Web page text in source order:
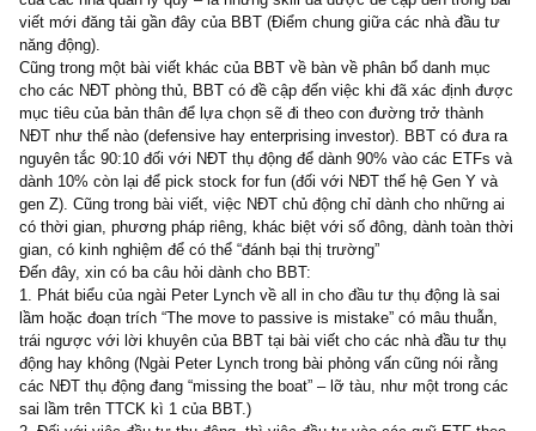
lấy dẫn chứng từ việc đầu tư theo phương pháp chủ động (active
investing) đã đánh bại thị trường cũng như đề cập tới các quỹ
hỗ (mutual fund) ở Fidelity nổi tiếng với khả năng chọn lựa cổ
của các nhà quản lý quỹ – là những skill đã được đề cập đến
viết mới đăng tải gần đây của BBT (Điểm chung giữa các nhà
năng động).
Cũng trong một bài viết khác của BBT về bàn về phân bổ danh
cho các NĐT phòng thủ, BBT có đề cập đến việc khi đã xác định
mục tiêu của bản thân để lựa chọn sẽ đi theo con đường trở
NĐT như thế nào (defensive hay enterprising investor). BBT có
nguyên tắc 90:10 đối với NĐT thụ động để dành 90% vào các
dành 10% còn lại để pick stock for fun (đối với NĐT thế hệ Gen Y
gen Z). Cũng trong bài viết, việc NĐT chủ động chỉ dành cho
có thời gian, phương pháp riêng, khác biệt với số đông, dành
gian, có kinh nghiệm để có thể “đánh bại thị trường”
Đến đây, xin có ba câu hỏi dành cho BBT:
1. Phát biểu của ngài Peter Lynch về all in cho đầu tư thụ động là